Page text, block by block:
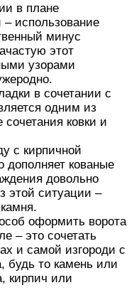
в плане
использование
минус
этот
узорами
в сочетании с
одним из
ковки и
с кирпичной
дополняет кованые
довольно
этой ситуации –
оформить ворота
– это сочетать
и самой изгороди с
будь то камень или
кирпич или